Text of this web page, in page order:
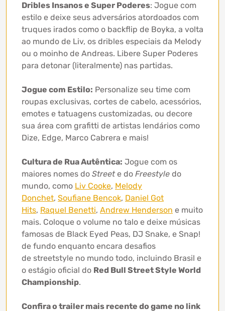
Dribles Insanos e Super Poderes: Jogue com
estilo e deixe seus adversários atordoados com
truques irados como o backflip de Boyka, a volta
ao mundo de Liv, os dribles especiais da Melody
ou o moinho de Andreas. Libere Super Poderes
para detonar (literalmente) nas partidas.
Jogue com Estilo: Personalize seu time com
roupas exclusivas, cortes de cabelo, acessórios,
emotes e tatuagens customizadas, ou decore
sua área com grafitti de artistas lendários como
Dize, Edge, Marco Cabrera e mais!
Cultura de Rua Autêntica: Jogue com os
maiores nomes do Streete do Freestyle do
mundo, como Liv Cooke, Melody
Donchet, Soufiane Bencok, Daniel Got
Hits, Raquel Benetti, Andrew Henderson e muito
mais. Coloque o volume no talo e deixe músicas
famosas de Black Eyed Peas, DJ Snake, e Snap!
de fundo enquanto encara desafios
de streetstyle no mundo todo, incluindo Brasil e
o estágio oficial do Red Bull Street Style World
Championship.
Confira o trailer mais recente do game no link